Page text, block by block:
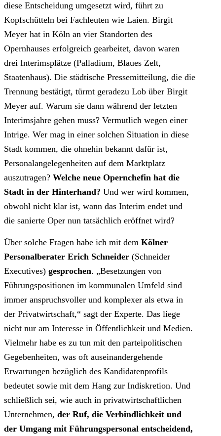
diese Entscheidung umgesetzt wird, führt zu
Kopfschütteln bei Fachleuten wie Laien. Birgit
Meyer hat in Köln an vier Standorten des
Opernhauses erfolgreich gearbeitet, davon waren
drei Interimsplätze (Palladium, Blaues Zelt,
Staatenhaus). Die städtische Pressemitteilung, die die
Trennung bestätigt, türmt geradezu Lob über Birgit
Meyer auf. Warum sie dann während der letzten
Interimsjahre gehen muss? Vermutlich wegen einer
Intrige. Wer mag in einer solchen Situation in diese
Stadt kommen, die ohnehin bekannt dafür ist,
Personalangelegenheiten auf dem Marktplatz
auszutragen? Welche neue Opernchefin hat die
Stadt in der Hinterhand? Und wer wird kommen,
obwohl nicht klar ist, wann das Interim endet und
die sanierte Oper nun tatsächlich eröffnet wird?
Über solche Fragen habe ich mit dem Kölner
Personalberater Erich Schneider (Schneider
Executives) gesprochen. „Besetzungen von
Führungspositionen im kommunalen Umfeld sind
immer anspruchsvoller und komplexer als etwa in
der Privatwirtschaft,“ sagt der Experte. Das liege
nicht nur am Interesse in Öffentlichkeit und Medien.
Vielmehr habe es zu tun mit den parteipolitischen
Gegebenheiten, was oft auseinandergehende
Erwartungen bezüglich des Kandidatenprofils
bedeutet sowie mit dem Hang zur Indiskretion. Und
schließlich sei, wie auch in privatwirtschaftlichen
Unternehmen, der Ruf, die Verbindlichkeit und
der Umgang mit Führungspersonal entscheidend,